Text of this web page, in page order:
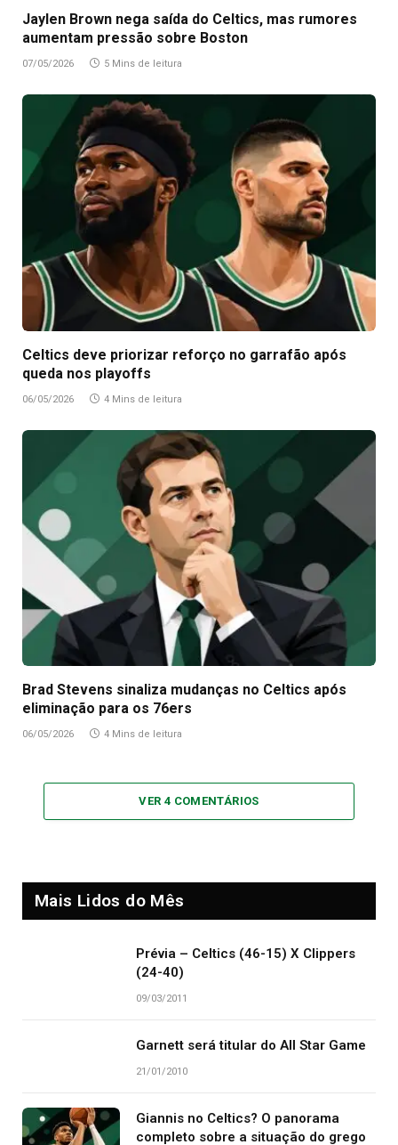
Jaylen Brown nega saída do Celtics, mas rumores
aumentam pressão sobre Boston
07/05/2026 5 Mins de leitura
Celtics deve priorizar reforço no garrafão após
queda nos playoffs
06/05/2026 4 Mins de leitura
Brad Stevens sinaliza mudanças no Celtics após
eliminação para os 76ers
06/05/2026 4 Mins de leitura
VER 4 COMENTÁRIOS
Mais Lidos do Mês
Prévia – Celtics (46-15) X Clippers
(24-40)
09/03/2011
Garnett será titular do All Star Game
21/01/2010
Giannis no Celtics? O panorama
completo sobre a situação do grego